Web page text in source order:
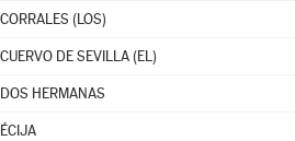
CORRALES (LOS)
CUERVO DE SEVILLA (EL)
DOS HERMANAS
ÉCIJA